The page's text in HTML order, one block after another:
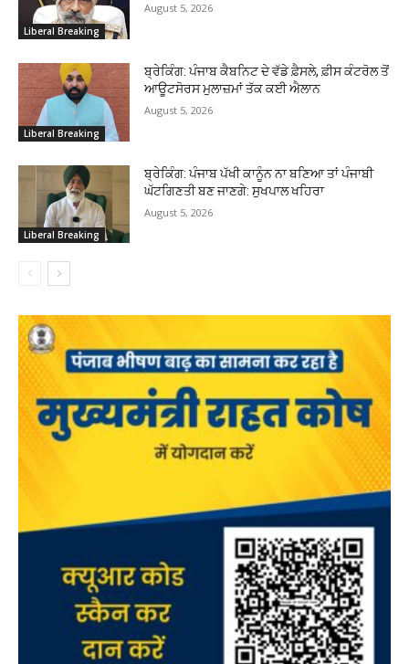
Liberal Breaking
August 5, 2026
Liberal Breaking
ਬ੍ਰੇਕਿੰਗ: ਪੰਜਾਬ ਕੈਬਨਿਟ ਦੇ ਵੱਡੇ ਫ਼ੈਸਲੇ, ਫ਼ੀਸ ਕੰਟਰੋਲ ਤੋਂ
ਆਊਟਸੋਰਸ ਮੁਲਾਜ਼ਮਾਂ ਤੱਕ ਕਈ ਐਲਾਨ
August 5, 2026
Liberal Breaking
ਬ੍ਰੇਕਿੰਗ: ਪੰਜਾਬ ਪੱਖੀ ਕਾਨੂੰਨ ਨਾ ਬਣਿਆ ਤਾਂ ਪੰਜਾਬੀ
ਘੱਟਗਿਣਤੀ ਬਣ ਜਾਣਗੇ: ਸੁਖਪਾਲ ਖਹਿਰਾ
August 5, 2026